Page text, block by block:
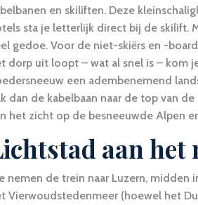
en skiliften. Deze
sta je letterlijk direct bij de skilift.
gedoe. Voor de niet-skiërs en -
dorp uit loopt – wat al snel is – kom
een adembenemend
dan de kabelbaan naar de top van
het zicht op de besneeuwde Alpen
aan het
nemen de trein naar Luzern, midden
Vierwoudstedenmeer (hoewel het